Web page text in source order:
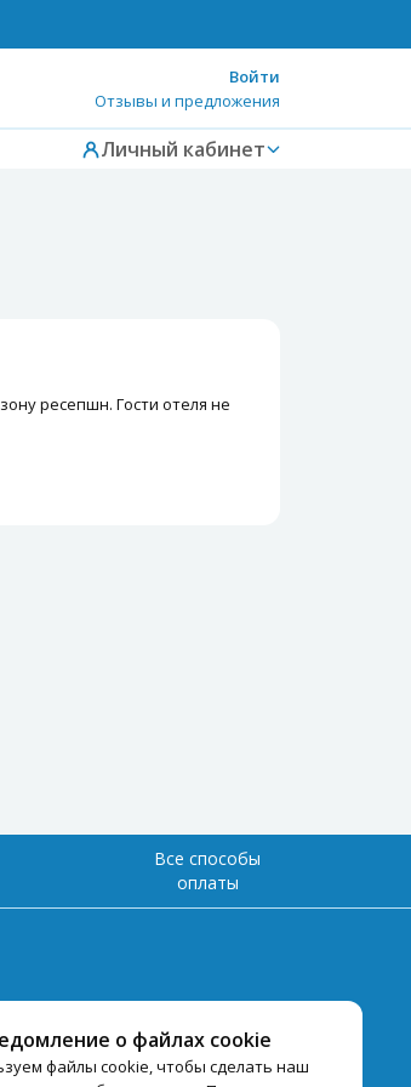
Войти
Отзывы и предложения
Личный кабинет
ресепшн. Гости отеля не
о файлах cookie
файлы cookie, чтобы сделать наш
Все способы
оплаты